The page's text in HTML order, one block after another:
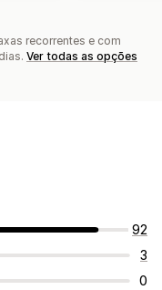
recorrentes e com
Ver todas as opções
92
3
0